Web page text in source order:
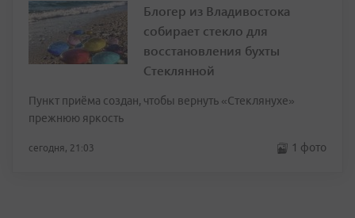
Блогер из Владивостока
собирает стекло для
восстановления бухты
Стеклянной
Пункт приёма создан, чтобы вернуть «Стеклянухе»
прежнюю яркость
сегодня, 21:03 1 фото